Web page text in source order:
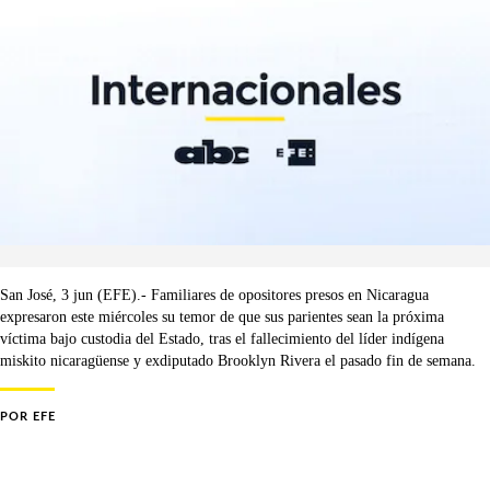
San José, 3 jun (EFE).- Familiares de opositores presos en Nicaragua
expresaron este miércoles su temor de que sus parientes sean la próxima
víctima bajo custodia del Estado, tras el fallecimiento del líder indígena
miskito nicaragüense y exdiputado Brooklyn Rivera el pasado fin de semana.
POR EFE